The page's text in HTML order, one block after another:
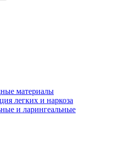
материалы
легких и наркоза
и ларингеальные